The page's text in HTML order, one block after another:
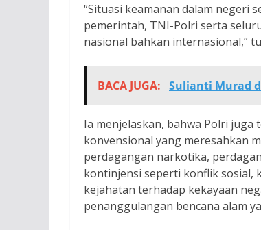
“Situasi keamanan dalam negeri
pemerintah, TNI-Polri serta
nasional bahkan internasional,”
BACA JUGA: Sulianti Murad
Ia menjelaskan, bahwa Polri
konvensional yang meresahkan
perdagangan narkotika,
kontinjensi seperti konflik sosial,
kejahatan terhadap kekayaan
penanggulangan bencana alam